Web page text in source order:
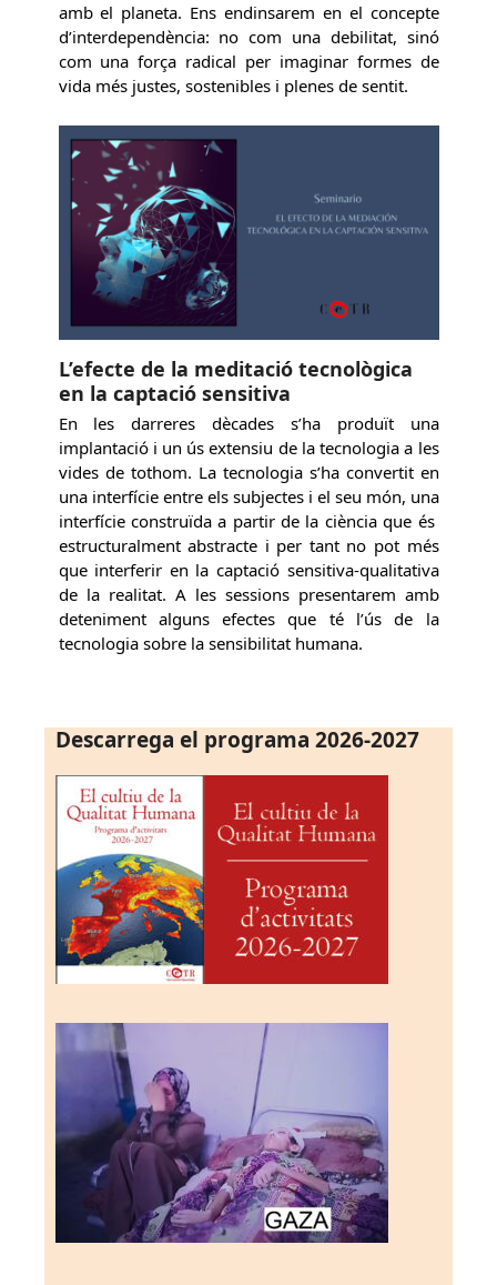
amb el planeta. Ens endinsarem en el concepte
d’interdependència: no com una debilitat, sinó
com una força radical per imaginar formes de
vida més justes, sostenibles i plenes de sentit.
L’efecte de la meditació tecnològica
en la captació sensitiva
En les darreres dècades s’ha produït una
implantació i un ús extensiu de la tecnologia a les
vides de tothom. La tecnologia s’ha convertit en
una interfície entre els subjectes i el seu món, una
interfície construïda a partir de la ciència que és
estructuralment abstracte i per tant no pot més
que interferir en la captació sensitiva-qualitativa
de la realitat. A les sessions presentarem amb
deteniment alguns efectes que té l’ús de la
tecnologia sobre la sensibilitat humana.
Descarrega el programa 2026-2027